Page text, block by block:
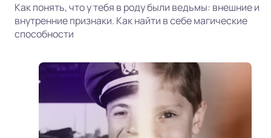
Как понять, что у тебя в роду были ведьмы: внешние и
внутренние признаки. Как найти в себе магические
способности